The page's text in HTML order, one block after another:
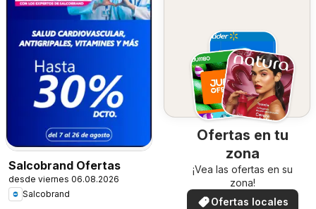
Salcobrand Ofertas
desde viernes 06.08.2026
Salcobrand
Ofertas en tu
zona
¡Vea las ofertas en su
zona!
Ofertas locales